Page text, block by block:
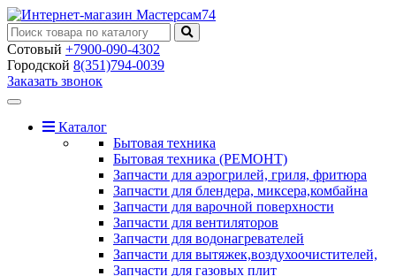
Сотовый +7900-090-4302
Городской 8(351)794-0039
Заказать звонок
Toggle
navigationКаталог
Бытовая техника
Бытовая техника (РЕМОНТ)
Запчасти для аэрогрилей, гриля, фритюра
Запчасти для блендера, миксера,комбайна
Запчасти для варочной поверхности
Запчасти для вентиляторов
Запчасти для водонагревателей
Запчасти для вытяжек,воздухоочистителей,
Запчасти для газовых плит